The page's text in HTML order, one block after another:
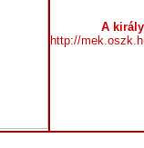
A
http://